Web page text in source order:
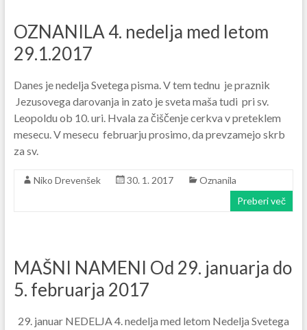
OZNANILA 4. nedelja med letom
29.1.2017
Danes je nedelja Svetega pisma. V tem tednu je praznik
Jezusovega darovanja in zato je sveta maša tudi pri sv.
Leopoldu ob 10. uri. Hvala za čiščenje cerkva v preteklem
mesecu. V mesecu februarju prosimo, da prevzamejo skrb
za sv.
Niko Drevenšek 30. 1. 2017
Oznanila
Preberi več
MAŠNI NAMENI Od 29. januarja do
5. februarja 2017
29. januar NEDELJA 4. nedelja med letom Nedelja Svetega